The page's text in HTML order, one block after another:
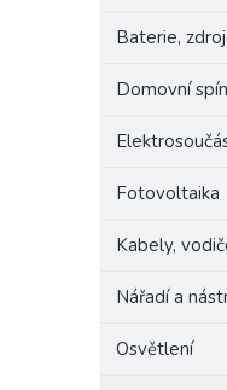
Baterie,
Domovní
Fotovoltaika
Kabely,
Nářadí a
Osvětlení